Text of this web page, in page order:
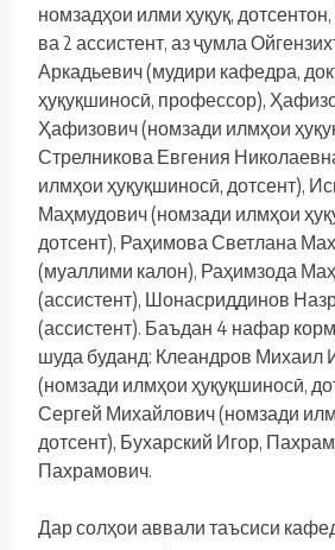
номзадҳои илми ҳуқуқ,
ва 2 ассистент, аз ҷумла
Аркадьевич (мудири кафедра,
ҳуқуқшиносӣ, профессор),
Ҳафизович (номзади илмҳои
Стрелникова Евгения
илмҳои ҳуқуқшиносӣ, дотсент),
Маҳмудович (номзади илмҳои
дотсент), Раҳимова Светлана
(муаллими калон), Раҳимзода
(ассистент), Шонасриддинов
(ассистент). Баъдан 4 нафар
шуда буданд: Клеандров Михаил
(номзади илмҳои ҳуқуқшиносӣ,
Сергей Михайлович (номзади
дотсент), Бухарский Игор,
Пахрамович.
Дар солҳои аввали таъсиси